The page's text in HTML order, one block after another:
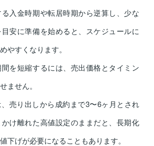
入金時期や転居時期から逆算し、少な
目安に準備を始めると、スケジュールに
やすくなります。
を短縮するには、売出価格とタイミン
ません。
売り出しから成約まで3〜6ヶ月とされ
け離れた高値設定のままだと、長期化
下げが必要になることもあります。